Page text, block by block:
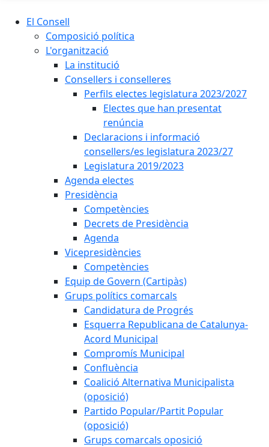
El Consell
Composició política
L'organització
La institució
Consellers i conselleres
Perfils electes legislatura 2023/2027
Electes que han presentat
renúncia
Declaracions i informació
consellers/es legislatura 2023/27
Legislatura 2019/2023
Agenda electes
Presidència
Competències
Decrets de Presidència
Agenda
Vicepresidències
Competències
Equip de Govern (Cartipàs)
Grups polítics comarcals
Candidatura de Progrés
Esquerra Republicana de Catalunya-
Acord Municipal
Compromís Municipal
Confluència
Coalició Alternativa Municipalista
(oposició)
Partido Popular/Partit Popular
(oposició)
Grups comarcals oposició